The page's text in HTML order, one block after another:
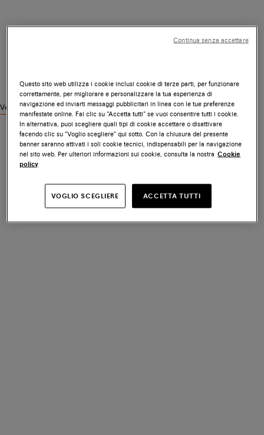
Vedi prodotti simili
Questo sito web utilizza i cookie inclusi cookie di terze parti, per funzionare
correttamente, per migliorare e personalizzare la tua esperienza di
navigazione ed inviarti messaggi pubblicitari in linea con le tue preferenze
manifestate online. Fai clic su “Accetta tutti” se vuoi consentire tutti i cookie.
In alternativa, puoi scegliere quali tipi di cookie accettare o disattivare
facendo clic su “Voglio scegliere” qui sotto. Con la chiusura del presente
banner saranno attivati i soli cookie tecnici, indispensabili per la navigazione
nel sito web. Per ulteriori informazioni sui cookie, consulta la nostra Cookie
policy
VOGLIO SCEGLIERE ACCETTA TUTTI
Continua senza accettare